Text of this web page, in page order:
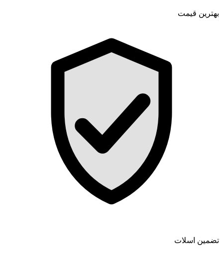
بهترین قیمت
تضمین اسلات